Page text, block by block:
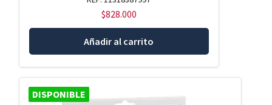
$828.000
Añadir al carrito
DISPONIBLE